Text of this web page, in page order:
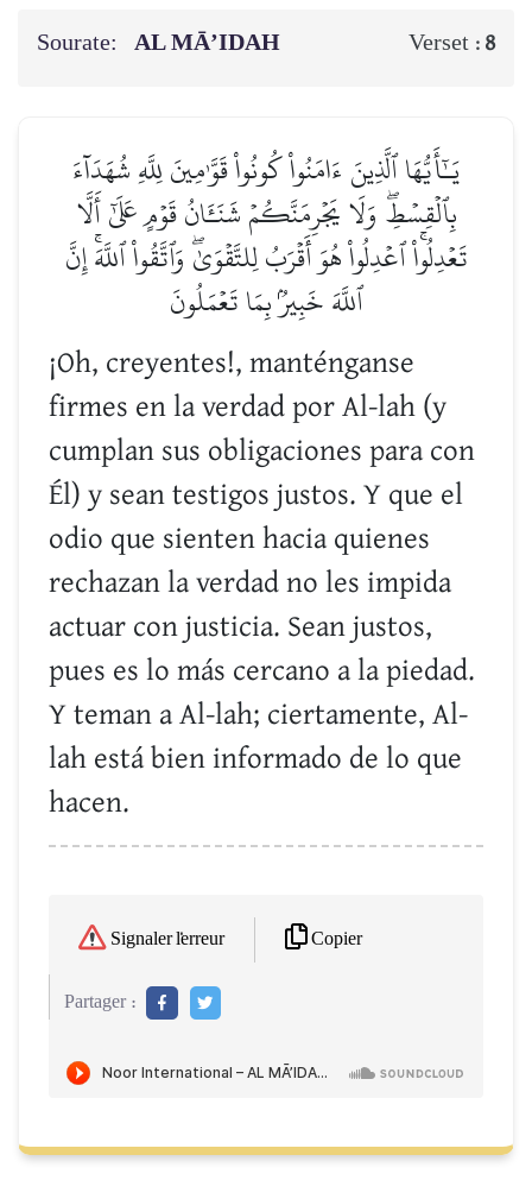
Sourate: AL MĀ’IDAH Verset : 8
يَـٰٓأَيُّهَا ٱلَّذِينَ ءَامَنُواْ كُونُواْ قَوَّـٰمِينَ لِلَّهِ شُهَدَآءَ
بِٱلۡقِسۡطِۖ وَلَا يَجۡرِمَنَّكُمۡ شَنَـَٔانُ قَوۡمٍ عَلَىٰٓ أَلَّا
تَعۡدِلُواْۚ ٱعۡدِلُواْ هُوَ أَقۡرَبُ لِلتَّقۡوَىٰۖ وَٱتَّقُواْ ٱللَّهَۚ إِنَّ
ٱللَّهَ خَبِيرُۢ بِمَا تَعۡمَلُونَ
¡Oh, creyentes!, manténganse
firmes en la verdad por Al-lah (y
cumplan sus obligaciones para con
Él) y sean testigos justos. Y que el
odio que sienten hacia quienes
rechazan la verdad no les impida
actuar con justicia. Sean justos,
pues es lo más cercano a la piedad.
Y teman a Al-lah; ciertamente, Al-
lah está bien informado de lo que
hacen.
Signaler l'erreur Copier
Partager :